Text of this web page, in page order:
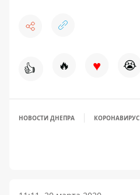
👍 🔥 ♥ 😭
НОВОСТИ ДНЕПРА КОРОНАВИРУС